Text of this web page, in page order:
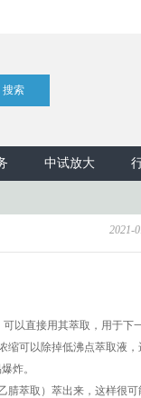
中试放大
2021-
以直接用其萃取，用于下
缩可以除掉低沸点萃取液，
炸。
腈萃取）萃出来，这样很可